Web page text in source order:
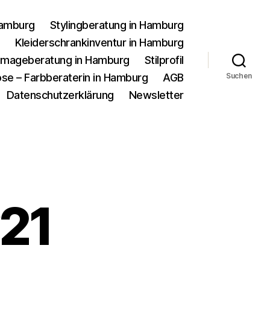
Stylingberatung in Hamburg
Kleiderschrankinventur in Hamburg
in Hamburg
Stilprofil
– Farbberaterin in Hamburg
AGB
Datenschutzerklärung
Newsletter
Suchen